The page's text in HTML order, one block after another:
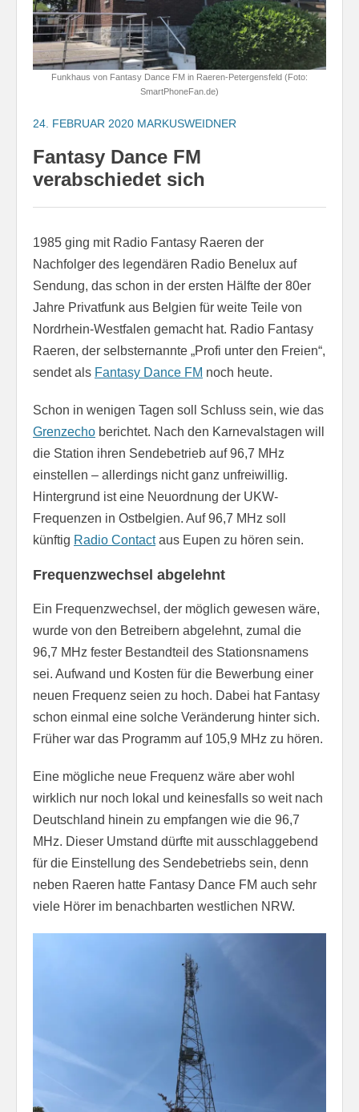
Funkhaus von Fantasy Dance FM in Raeren-Petergensfeld (Foto:
SmartPhoneFan.de)
24. FEBRUAR 2020 MARKUSWEIDNER
Fantasy Dance FM
verabschiedet sich
1985 ging mit Radio Fantasy Raeren der
Nachfolger des legendären Radio Benelux auf
Sendung, das schon in der ersten Hälfte der 80er
Jahre Privatfunk aus Belgien für weite Teile von
Nordrhein-Westfalen gemacht hat. Radio Fantasy
Raeren, der selbsternannte „Profi unter den Freien“,
sendet als Fantasy Dance FM noch heute.
Schon in wenigen Tagen soll Schluss sein, wie das
Grenzecho berichtet. Nach den Karnevalstagen will
die Station ihren Sendebetrieb auf 96,7 MHz
einstellen – allerdings nicht ganz unfreiwillig.
Hintergrund ist eine Neuordnung der UKW-
Frequenzen in Ostbelgien. Auf 96,7 MHz soll
künftig Radio Contactaus Eupen zu hören sein.
Frequenzwechsel abgelehnt
Ein Frequenzwechsel, der möglich gewesen wäre,
wurde von den Betreibern abgelehnt, zumal die
96,7 MHz fester Bestandteil des Stationsnamens
sei. Aufwand und Kosten für die Bewerbung einer
neuen Frequenz seien zu hoch. Dabei hat Fantasy
schon einmal eine solche Veränderung hinter sich.
Früher war das Programm auf 105,9 MHz zu hören.
Eine mögliche neue Frequenz wäre aber wohl
wirklich nur noch lokal und keinesfalls so weit nach
Deutschland hinein zu empfangen wie die 96,7
MHz. Dieser Umstand dürfte mit ausschlaggebend
für die Einstellung des Sendebetriebs sein, denn
neben Raeren hatte Fantasy Dance FM auch sehr
viele Hörer im benachbarten westlichen NRW.